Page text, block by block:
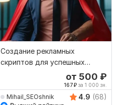
Создание рекламных
скриптов для успешных
от 500 ₽
167₽ за 1 000 зн.
Mihail_SEOshnik 4.9 (68)